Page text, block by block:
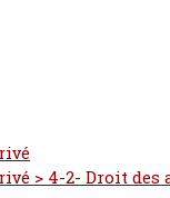
> 4-2- Droit